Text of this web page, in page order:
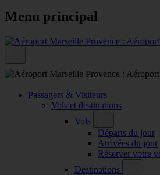
Menu principal
Passagers & Visiteurs
Vols et destinations
Vols
Départs du jour
Arrivées du jour
Réserver votre
Destinations